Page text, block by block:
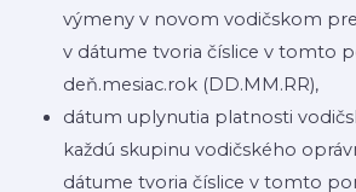
výmeny v novom vodičskom
v dátume tvoria číslice v tomto
deň.mesiac.rok (DD.MM.RR),
dátum uplynutia platnosti
každú skupinu vodičského
dátume tvoria číslice v tomto